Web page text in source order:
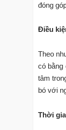
đóng
Điều
Theo
có bằng
tâm
bó với
Thời